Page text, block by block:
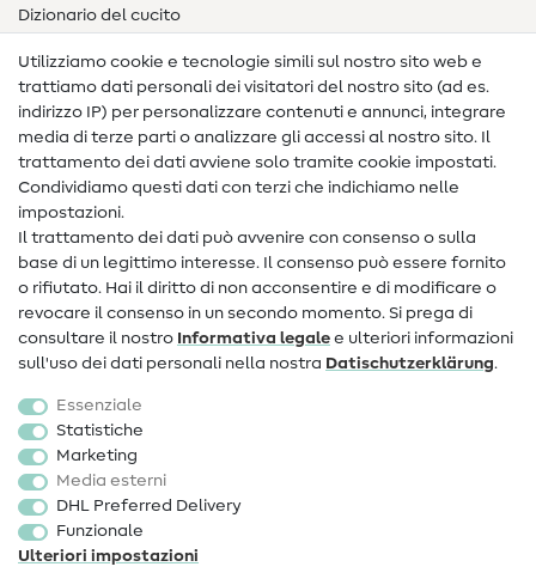
Dizionario del cucito
Nähanleitungen
Assistenza e contatto
Contatto
Informazioni sul nuovo proprietario
FAQ
Diritto di recesso
Popolare
Accessori cucito
Sale
Utilizziamo cookie e tecnologie simili sul nostro sito web e
trattiamo dati personali dei visitatori del nostro sito (ad es.
indirizzo IP) per personalizzare contenuti e annunci, integrare
media di terze parti o analizzare gli accessi al nostro sito. Il
trattamento dei dati avviene solo tramite cookie impostati.
Condividiamo questi dati con terzi che indichiamo nelle
impostazioni.
Il trattamento dei dati può avvenire con consenso o sulla
base di un legittimo interesse. Il consenso può essere fornito
o rifiutato. Hai il diritto di non acconsentire e di modificare o
revocare il consenso in un secondo momento. Si prega di
consultare il nostro Informativa legale e ulteriori informazioni
sull'uso dei dati personali nella nostra Dati­schutz­erklärung.
Essenziale
Statistiche
Marketing
Media esterni
DHL Preferred Delivery
Funzionale
Ulteriori impostazioni